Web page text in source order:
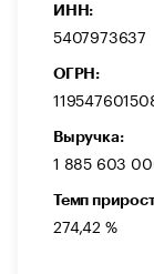
ИНН:
5407973637
ОГРН:
Выручка:
1 885 603
Темп
274,42 %